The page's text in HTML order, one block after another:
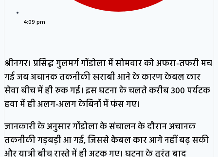
4:09 pm
श्रीनगर। प्रसिद्ध गुलमर्ग गोंडोला में सोमवार को अफरा-तफरी मच
गई जब अचानक तकनीकी खराबी आने के कारण केबल कार
सेवा बीच में ही रुक गई। इस घटना के चलते करीब 300 पर्यटक
हवा में ही अलग-अलग केबिनों में फंस गए।
जानकारी के अनुसार गोंडोला के संचालन के दौरान अचानक
तकनीकी गड़बड़ी आ गई, जिससे केबल कार आगे नहीं बढ़ सकी
और यात्री बीच रास्ते में ही अटक गए। घटना के तुरंत बाद